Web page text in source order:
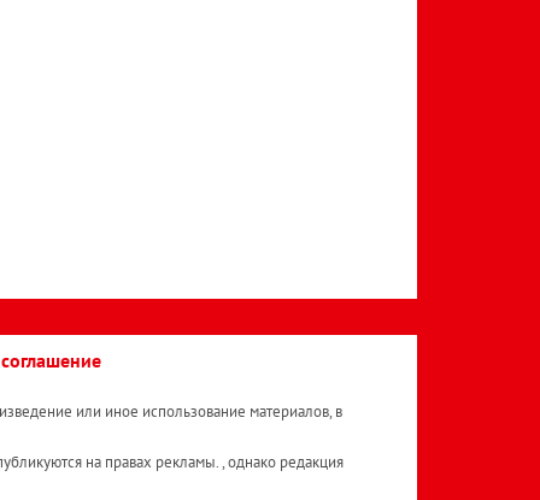
или иное использование материалов, в
на правах рекламы. , однако редакция